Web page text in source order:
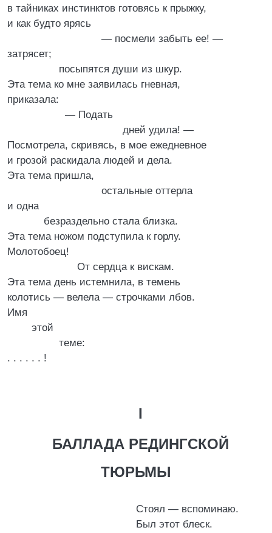
в тайниках инстинктов готовясь к прыжку,
и как будто ярясь
— посмели забыть ее! —
затрясет;
посыпятся души из шкур.
Эта тема ко мне заявилась гневная,
приказала:
— Подать
дней удила! —
Посмотрела, скривясь, в мое ежедневное
и грозой раскидала людей и дела.
Эта тема пришла,
остальные оттерла
и одна
безраздельно стала близка.
Эта тема ножом подступила к горлу.
Молотобоец!
От сердца к вискам.
Эта тема день истемнила, в темень
колотись — велела — строчками лбов.
Имя
этой
теме:
. . . . . . !
I
БАЛЛАДА РЕДИНГСКОЙ
ТЮРЬМЫ
Стоял — вспоминаю.
Был этот блеск.